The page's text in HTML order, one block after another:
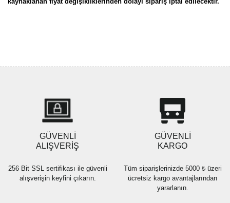
Ürün açıklamasında eksik bilgiler bulunuyor.
Ürün bilgilerinde hatalar bulunuyor.
Ürün fiyatı diğer sitelerden daha pahalı.
Bu ürüne benzer farklı alternatifler olmalı.
GÜVENLİ
ALIŞVERİŞ
256 Bit SSL sertifikası ile güvenli
alışverişin keyfini çıkarın.
GÜVENLİ
KARGO
Tüm siparişlerinizde 5000 ₺ üzeri
ücretsiz kargo avantajlarından
yararlanın.